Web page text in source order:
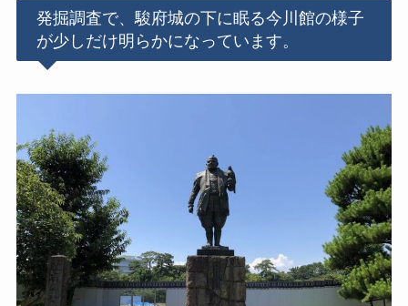
発掘調査で、駿府城の下に眠る今川館の様子
が少しだけ明らかになっています。